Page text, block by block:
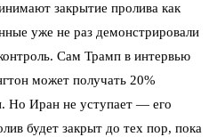
закрытие пролива как
уже не раз демонстрировали
Сам Трамп в интервью
может получать 20%
Но Иран не уступает — его
будет закрыт до тех пор, пока